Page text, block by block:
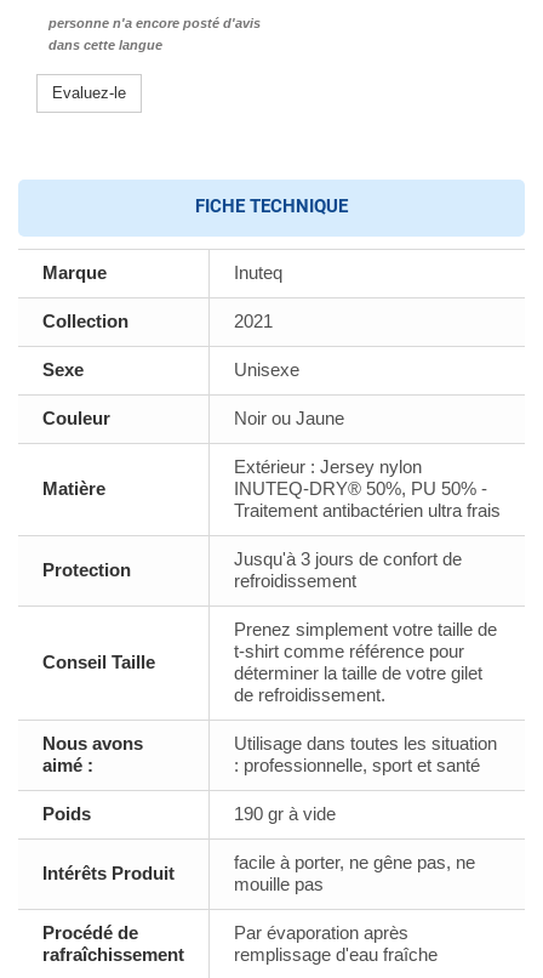
personne n'a encore posté d'avis
dans cette langue
Evaluez-le
FICHE TECHNIQUE
Marque Inuteq
Collection 2021
Sexe Unisexe
Couleur Noir ou Jaune
Matière
Extérieur : Jersey nylon
INUTEQ-DRY® 50%, PU 50% -
Traitement antibactérien ultra frais
Protection
Jusqu'à 3 jours de confort de
refroidissement
Conseil Taille
Prenez simplement votre taille de
t-shirt comme référence pour
déterminer la taille de votre gilet
de refroidissement.
Nous avons
aimé :
Utilisage dans toutes les situation
: professionnelle, sport et santé
Poids 190 gr à vide
Intérêts Produit
facile à porter, ne gêne pas, ne
mouille pas
Procédé de
rafraîchissement
Par évaporation après
remplissage d'eau fraîche